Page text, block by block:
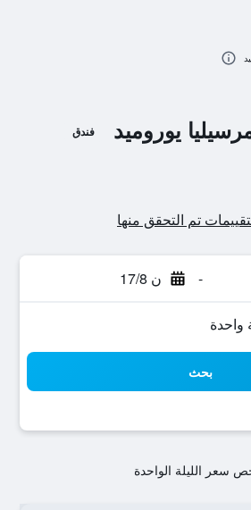
يوروميد فندق
- ن 17/8
بحث
سعر الليلة الواحدة